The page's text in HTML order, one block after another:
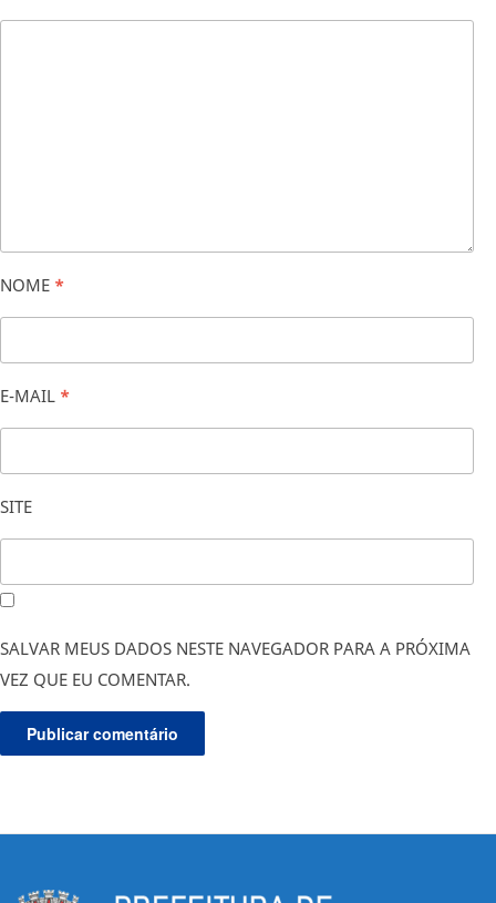
NOME *
E-MAIL *
SITE
SALVAR MEUS DADOS NESTE NAVEGADOR PARA A PRÓXIMA
VEZ QUE EU COMENTAR.